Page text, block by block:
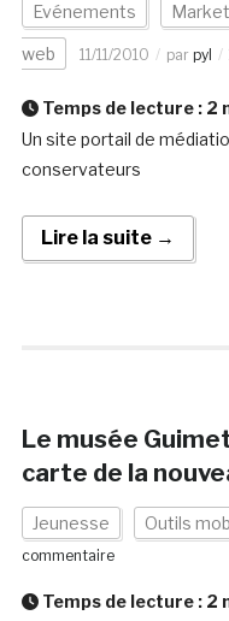
Evénements
web 11/11/2010 par pyl
Temps de lecture : 2
Un site portail de
conservateurs
Lire la suite →
Le musée
carte de la
Jeunesse Outils
commentaire
Temps de lecture : 2